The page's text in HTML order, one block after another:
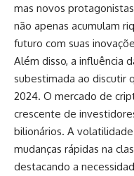
mas novos
não apenas acumulam
futuro com suas
Além disso, a influência
subestimada ao discutir
2024. O mercado de
crescente de
bilionários. A
mudanças rápidas na
destacando a